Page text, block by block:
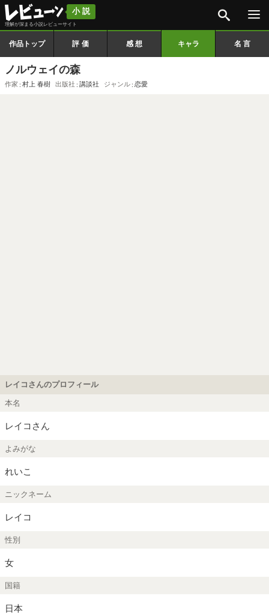
小説
理解が深まる小説レビューサイト
作品トップ 評価 感想 キャラ 名言
ノルウェイの森
作家 村上 春樹 出版社 講談社 ジャンル 恋愛
レイコさんのプロフィール
本名
レイコさん
よみがな
れいこ
ニックネーム
レイコ
性別
女
国籍
日本